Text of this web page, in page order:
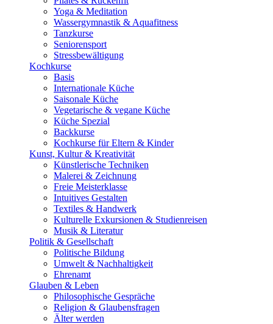
Yoga & Meditation
Wassergymnastik & Aquafitness
Tanzkurse
Seniorensport
Stressbewältigung
Kochkurse
Basis
Internationale Küche
Saisonale Küche
Vegetarische & vegane Küche
Küche Spezial
Backkurse
Kochkurse für Eltern & Kinder
Kunst, Kultur & Kreativität
Künstlerische Techniken
Malerei & Zeichnung
Freie Meisterklasse
Intuitives Gestalten
Textiles & Handwerk
Kulturelle Exkursionen & Studienreisen
Musik & Literatur
Politik & Gesellschaft
Politische Bildung
Umwelt & Nachhaltigkeit
Ehrenamt
Glauben & Leben
Philosophische Gespräche
Religion & Glaubensfragen
Älter werden